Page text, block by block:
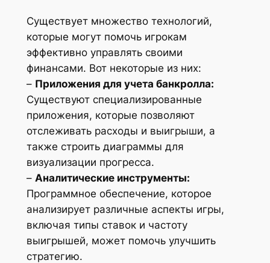
Существует множество технологий,
которые могут помочь игрокам
эффективно управлять своими
финансами. Вот некоторые из них:
– Приложения для учета банкролла:
Существуют специализированные
приложения, которые позволяют
отслеживать расходы и выигрыши, а
также строить диаграммы для
визуализации прогресса.
– Аналитические инструменты:
Программное обеспечение, которое
анализирует различные аспекты игры,
включая типы ставок и частоту
выигрышей, может помочь улучшить
стратегию.